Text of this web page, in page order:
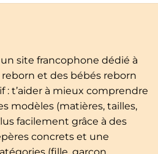
site francophone dédié à
reborn et des bébés reborn
: t’aider à mieux comprendre
modèles (matières, tailles,
facilement grâce à des
concrets et une